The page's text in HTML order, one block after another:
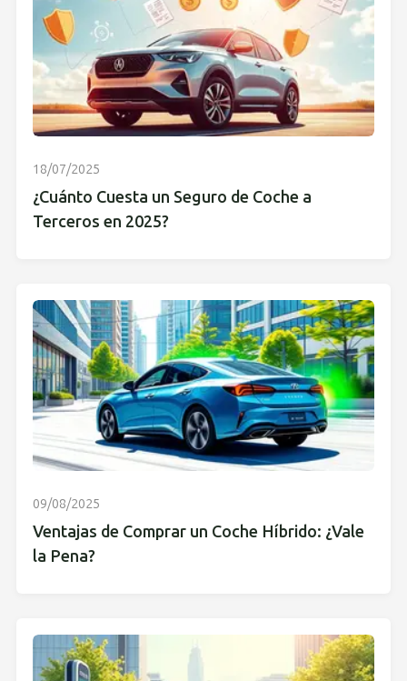
18/07/2025
¿Cuánto Cuesta un Seguro de Coche a
Terceros en 2025?
09/08/2025
Ventajas de Comprar un Coche Híbrido: ¿Vale
la Pena?